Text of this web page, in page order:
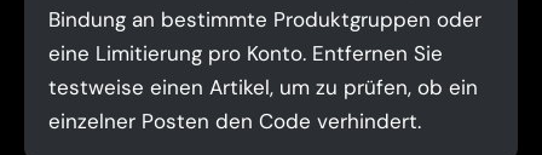
Bindung an bestimmte Produktgruppen oder
eine Limitierung pro Konto. Entfernen Sie
testweise einen Artikel, um zu prüfen, ob ein
einzelner Posten den Code verhindert.